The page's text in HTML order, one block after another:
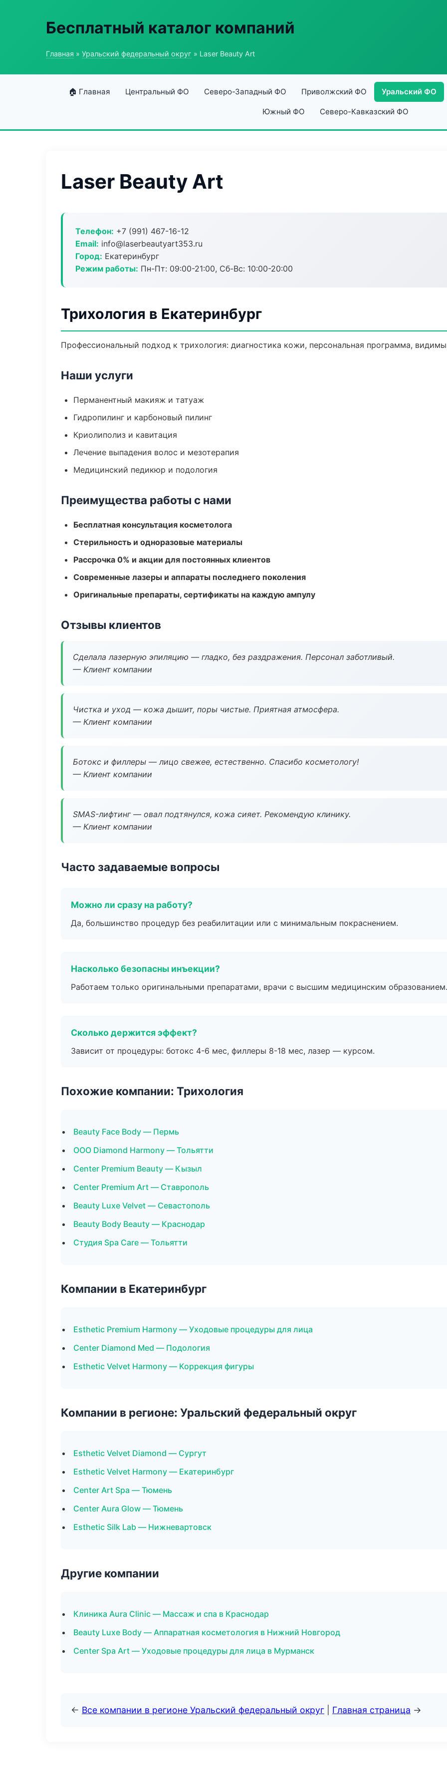
Бесплатный каталог компаний
Главная » Уральский федеральный округ » Laser Beauty Art
🏠 Главная Центральный ФО Северо-Западный ФО Приволжский ФО Уральский ФО
Южный ФО Северо-Кавказский ФО
Laser Beauty Art
Телефон: +7 (991) 467-16-12
Email: info@laserbeautyart353.ru
Город: Екатеринбург
Режим работы: Пн-Пт: 09:00-21:00, Сб-Вс: 10:00-20:00
Трихология в Екатеринбург
Профессиональный подход к трихология: диагностика кожи, персональная программа,
Наши услуги
Перманентный макияж и татуаж
Гидропилинг и карбоновый пилинг
Криолиполиз и кавитация
Лечение выпадения волос и мезотерапия
Медицинский педикюр и подология
Преимущества работы с нами
Бесплатная консультация косметолога
Стерильность и одноразовые материалы
Рассрочка 0% и акции для постоянных клиентов
Современные лазеры и аппараты последнего поколения
Оригинальные препараты, сертификаты на каждую ампулу
Отзывы клиентов
Сделала лазерную эпиляцию — гладко, без раздражения. Персонал заботливый.
— Клиент компании
Чистка и уход — кожа дышит, поры чистые. Приятная атмосфера.
— Клиент компании
Ботокс и филлеры — лицо свежее, естественно. Спасибо косметологу!
— Клиент компании
SMAS-лифтинг — овал подтянулся, кожа сияет. Рекомендую клинику.
— Клиент компании
Часто задаваемые вопросы
Можно ли сразу на работу?
Да, большинство процедур без реабилитации или с минимальным покраснением.
Насколько безопасны инъекции?
Работаем только оригинальными препаратами, врачи с высшим медицинским образованием.
Сколько держится эффект?
Зависит от процедуры: ботокс 4-6 мес, филлеры 8-18 мес, лазер — курсом.
Похожие компании: Трихология
Beauty Face Body — Пермь
ООО Diamond Harmony — Тольятти
Center Premium Beauty — Кызыл
Center Premium Art — Ставрополь
Beauty Luxe Velvet — Севастополь
Beauty Body Beauty — Краснодар
Студия Spa Care — Тольятти
Компании в Екатеринбург
Esthetic Premium Harmony — Уходовые процедуры для лица
Center Diamond Med — Подология
Esthetic Velvet Harmony — Коррекция фигуры
Компании в регионе: Уральский федеральный округ
Esthetic Velvet Diamond — Сургут
Esthetic Velvet Harmony — Екатеринбург
Center Art Spa — Тюмень
Center Aura Glow — Тюмень
Esthetic Silk Lab — Нижневартовск
Другие компании
Клиника Aura Clinic — Массаж и спа в Краснодар
Beauty Luxe Body — Аппаратная косметология в Нижний Новгород
Center Spa Art — Уходовые процедуры для лица в Мурманск
← Все компании в регионе Уральский федеральный округ Главная страница →